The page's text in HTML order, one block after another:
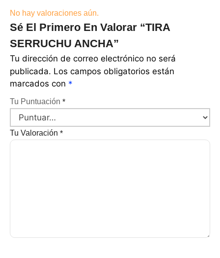
No hay valoraciones aún.
Sé El Primero En Valorar “TIRA
SERRUCHU ANCHA”
Tu dirección de correo electrónico no será
publicada. Los campos obligatorios están
marcados con *
Tu Puntuación *
Tu Valoración *